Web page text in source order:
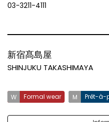
03-3211-4111
新宿髙島屋
SHINJUKU TAKASHIMAYA
Formal wear Prêt-à-